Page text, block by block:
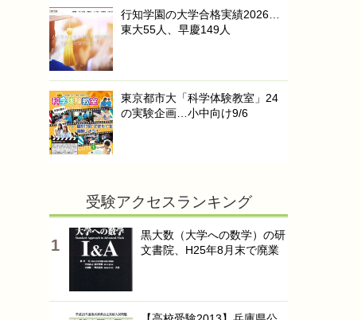
行知学園の大学合格実績2026…
東大55人、早慶149人
東京都市大「科学体験教室」24
の実験企画…小中向け9/6
受験アクセスランキング
黒大数（大学への数学）の研
文書院、H25年8月末で廃業